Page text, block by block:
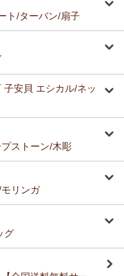
オリティ◇で仕立てた
グ 3WAY 斜掛けOK～
登場！『ニッポンの
の作品 新入荷！作家
ダの作品コーナー
さった作品を、これか
料理なんにでも合いま
へのご感想
、今回思いきって購入す
ます。
からも愛飲させていた
感想
手帳がちょうど入り、毎
がわずかに異なるよう
りぎり入りませんでし
ます。
ト/ターバン/扇子
子安貝 エシカル/ネッ
ストーン/木彫
リンガ
グ